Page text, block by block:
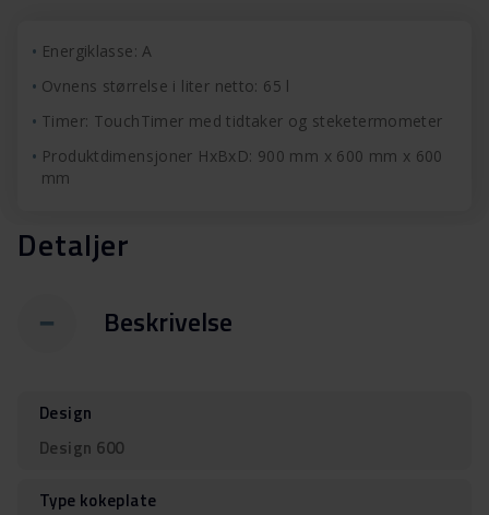
Energiklasse: A
Ovnens størrelse i liter netto: 65 l
Timer: TouchTimer med tidtaker og steketermometer
Produktdimensjoner HxBxD: 900 mm x 600 mm x 600
mm
Detaljer
Beskrivelse
Design
Design 600
Type kokeplate